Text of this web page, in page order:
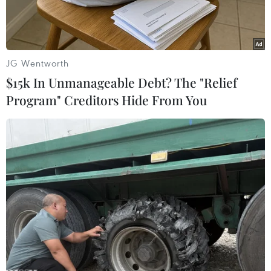
Ban Tổ chức trao Giải A, thể loại Phát thanh cho tác giả Trần Bá
Toàn, Ban Thời sự VOV1, Đài Tiếng nói Việt Nam. (Ảnh: Đức
Duy/Vietnam+)
Chiều 17/12, tại Hà Nội, Bộ Công Thương phối
hợp với Hội Nhà báo Việt Nam tổ chức Lễ trao
giải thưởng báo chí tuyên truyền về sử dụng
năng lượng tiết kiệm và hiệu quả năm 2024.
JG Wentworth
$15k In Unmanageable Debt? The "Relief
Program" Creditors Hide From You